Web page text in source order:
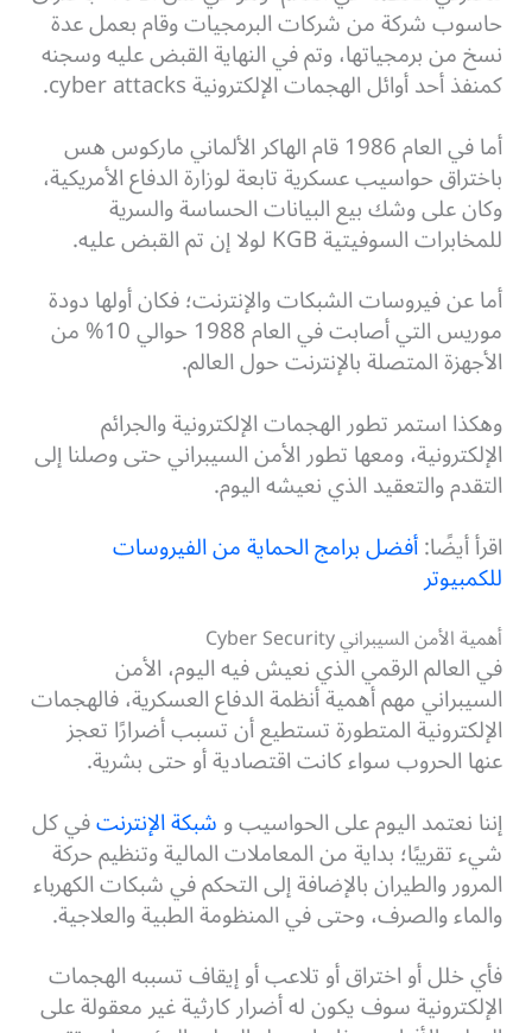
حاسوب شركة من شركات البرمجيات وقام بعمل عدة
نسخ من برمجياتها، وتم في النهاية القبض عليه وسجنه
كمنفذ أحد أوائل الهجمات الإلكترونية cyber attacks.
أما في العام 1986 قام الهاكر الألماني ماركوس هس
باختراق حواسيب عسكرية تابعة لوزارة الدفاع الأمريكية،
وكان على وشك بيع البيانات الحساسة والسرية
للمخابرات السوفيتية KGB لولا إن تم القبض عليه.
أما عن فيروسات الشبكات والإنترنت؛ فكان أولها دودة
موريس التي أصابت في العام 1988 حوالي 10% من
الأجهزة المتصلة بالإنترنت حول العالم.
وهكذا استمر تطور الهجمات الإلكترونية والجرائم
الإلكترونية، ومعها تطور الأمن السيبراني حتى وصلنا إلى
التقدم والتعقيد الذي نعيشه اليوم.
اقرأ أيضًا:أفضل برامج الحماية من الفيروسات
للكمبيوتر
أهمية الأمن السيبراني Cyber Security
في العالم الرقمي الذي نعيش فيه اليوم، الأمن
السيبراني مهم أهمية أنظمة الدفاع العسكرية، فالهجمات
الإلكترونية المتطورة تستطيع أن تسبب أضرارًا تعجز
عنها الحروب سواء كانت اقتصادية أو حتى بشرية.
إننا نعتمد اليوم على الحواسيب وشبكة الإنترنتفي كل
شيء تقريبًا؛ بداية من المعاملات المالية وتنظيم حركة
المرور والطيران بالإضافة إلى التحكم في شبكات الكهرباء
والماء والصرف، وحتى في المنظومة الطبية والعلاجية.
فأي خلل أو اختراق أو تلاعب أو إيقاف تسببه الهجمات
الإلكترونية سوف يكون له أضرار كارثية غير معقولة على